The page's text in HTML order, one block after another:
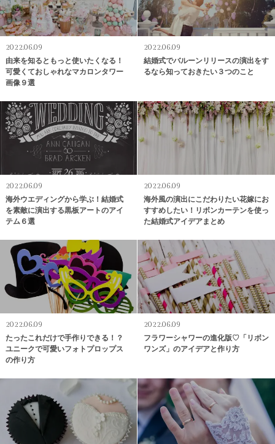
2022.06.09
由来を知るともっと使いたくなる！
可愛くておしゃれなマカロンタワー
画像９選
2022.06.09
結婚式でバルーンリリースの演出をす
るなら知っておきたい３つのこと
2022.06.09
海外ウエディングから学ぶ！結婚式
を素敵に演出する黒板アートのアイ
テム６選
2022.06.09
海外風の演出にこだわりたい花嫁にお
すすめしたい！リボンカーテンを使っ
た結婚式アイデアまとめ
2022.06.09
たったこれだけで手作りできる！？
ユニークで可愛いフォトプロップス
の作り方
2022.06.09
フラワーシャワーの進化版♡「リボン
ワンズ」のアイデアと作り方